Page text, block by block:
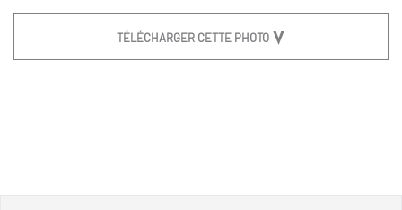
TÉLÉCHARGER CETTE PHOTO